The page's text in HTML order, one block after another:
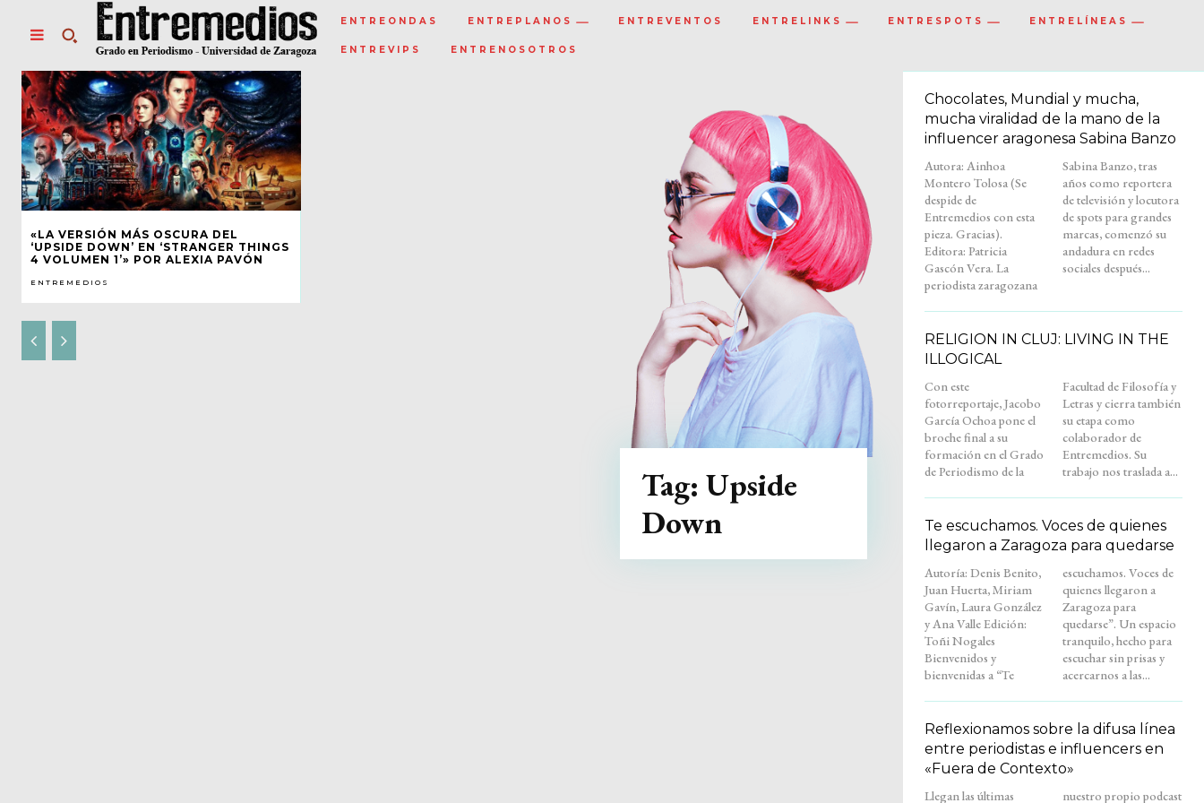
ENTREONDAS ENTREPLANOS ENTREVENTOS ENTRELINKS ENTRESPOTS ENTRELÍNEAS
ENTREVIPS ENTRENOSOTROS
«LA VERSIÓN MÁS OSCURA DEL
‘UPSIDE DOWN’ EN ‘STRANGER THINGS
4 VOLUMEN 1’» POR ALEXIA PAVÓN
ENTREMEDIOS
Tag: Upside
Down
Chocolates, Mundial y mucha,
mucha viralidad de la mano de la
influencer aragonesa Sabina Banzo
Autora: Ainhoa
Montero Tolosa (Se
despide de
Entremedios con esta
pieza. Gracias).
Editora: Patricia
Gascón Vera. La
periodista zaragozana
Sabina Banzo, tras
años como reportera
de televisión y locutora
de spots para grandes
marcas, comenzó su
andadura en redes
sociales después...
RELIGION IN CLUJ: LIVING IN THE
ILLOGICAL
Con este
fotorreportaje, Jacobo
García Ochoa pone el
broche final a su
formación en el Grado
de Periodismo de la
Facultad de Filosofía y
Letras y cierra también
su etapa como
colaborador de
Entremedios. Su
trabajo nos traslada a...
Te escuchamos. Voces de quienes
llegaron a Zaragoza para quedarse
Autoría: Denis Benito,
Juan Huerta, Miriam
Gavín, Laura González
y Ana Valle Edición:
Toñi Nogales
Bienvenidos y
bienvenidas a “Te
escuchamos. Voces de
quienes llegaron a
Zaragoza para
quedarse”. Un espacio
tranquilo, hecho para
escuchar sin prisas y
acercarnos a las...
Reflexionamos sobre la difusa línea
entre periodistas e influencers en
«Fuera de Contexto»
Llegan las últimas
nuestro propio podcast